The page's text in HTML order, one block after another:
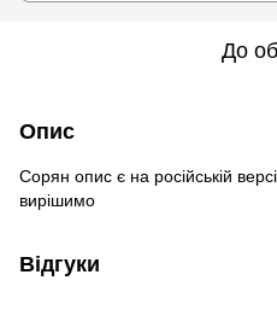
До
Опис
Сорян опис є на російській
вирішимо
Відгуки